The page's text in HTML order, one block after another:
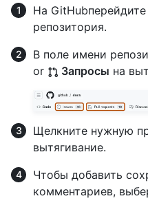
На
репозитория.
В поле имени
or
Запросы на
Щелкните нужную
вытягивание.
Чтобы добавить
комментариев,